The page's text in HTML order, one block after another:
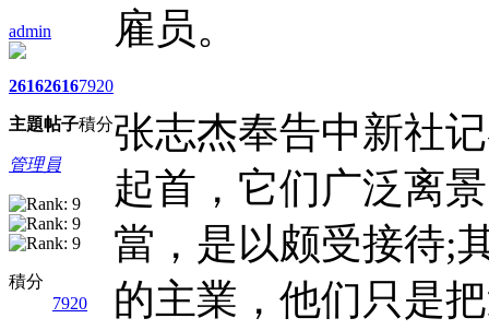
admin
2616
主題
2616
帖子
7920
積分
管理員
積分
7920
雇员。
张志杰奉告中新社
起首，它们广泛离
當，是以颇受接待;
的主業，他们只是